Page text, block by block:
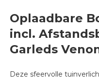
Oplaadbare
incl.
Garleds
Deze sfeervolle